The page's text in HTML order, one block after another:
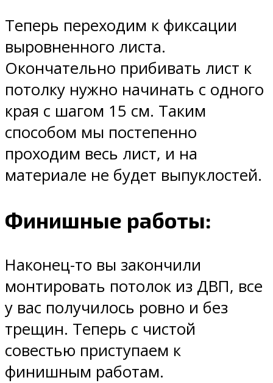
Теперь переходим к фиксации
выровненного листа.
Окончательно прибивать лист к
потолку нужно начинать с одного
края с шагом 15 см. Таким
способом мы постепенно
проходим весь лист, и на
материале не будет выпуклостей.
Финишные работы:
Наконец-то вы закончили
монтировать потолок из ДВП, все
у вас получилось ровно и без
трещин. Теперь с чистой
совестью приступаем к
финишным работам.